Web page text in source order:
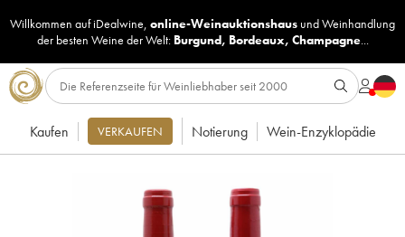
Willkommen auf iDealwine, online-Weinauktionshaus undWeinhandlung
der besten Weine der Welt: Burgund, Bordeaux, Champagne...
Kaufen VERKAUFEN Notierung Wein-Enzyklopädie